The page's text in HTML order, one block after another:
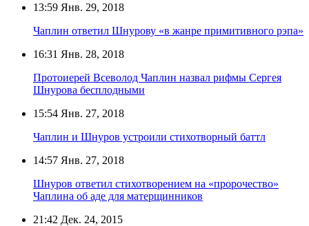
13:59 Янв. 29, 2018
Чаплин ответил Шнурову «в жанре примитивного рэпа»
16:31 Янв. 28, 2018
Протоиерей Всеволод Чаплин назвал рифмы Сергея
Шнурова бесплодными
15:54 Янв. 27, 2018
Чаплин и Шнуров устроили стихотворный баттл
14:57 Янв. 27, 2018
Шнуров ответил стихотворением на «пророчество»
Чаплина об аде для матерщинников
21:42 Дек. 24, 2015